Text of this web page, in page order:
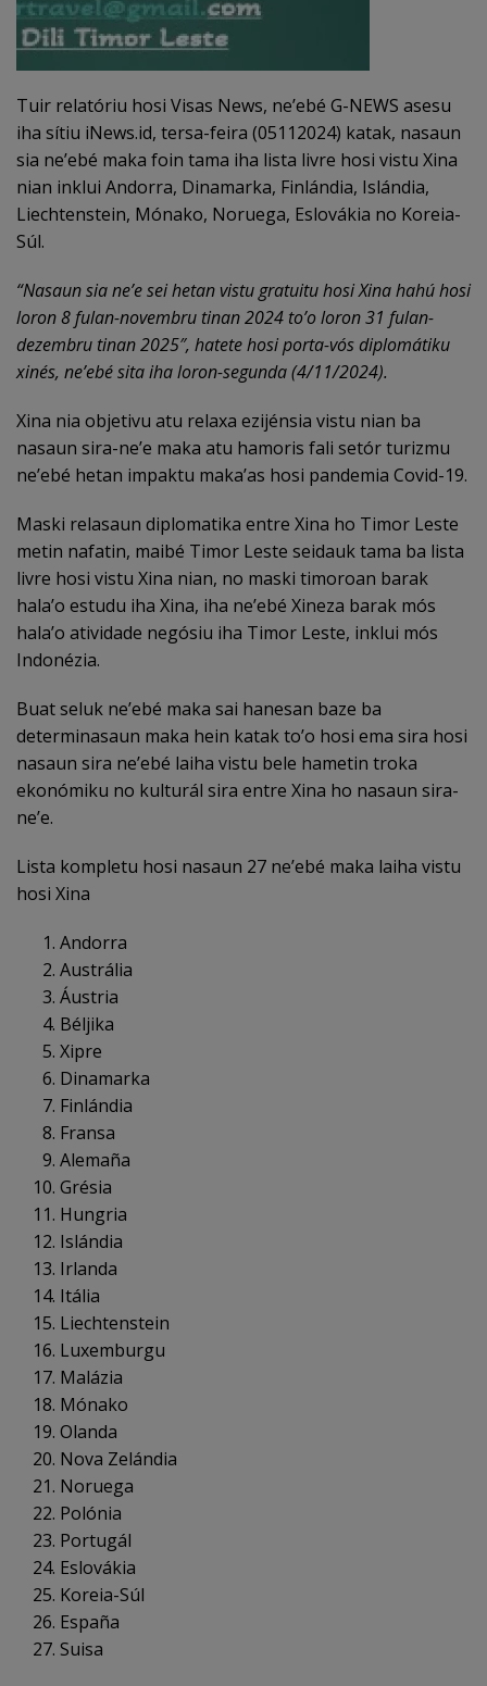
Tuir relatóriu hosi Visas News, ne’ebé G-NEWS asesu
iha sítiu iNews.id, tersa-feira (05112024) katak, nasaun
sia ne’ebé maka foin tama iha lista livre hosi vistu Xina
nian inklui Andorra, Dinamarka, Finlándia, Islándia,
Liechtenstein, Mónako, Noruega, Eslovákia no Koreia-
Súl.
“Nasaunsia ne’e sei hetan vistu gratuitu hosi Xina hahú hosi
loron 8 fulan-novembru tinan 2024 to’o loron 31 fulan-
dezembru tinan 2025″, hatete hosi porta-vós diplomátiku
xinés, ne’ebé sita iha loron-segunda (4/11/2024).
Xina nia objetivu atu relaxa ezijénsia vistu nian ba
nasaun sira-ne’e maka atu hamoris fali setór turizmu
ne’ebé hetan impaktu maka’as hosi pandemia Covid-19.
Maski relasaun diplomatika entre Xina ho Timor Leste
metin nafatin, maibé Timor Leste seidauk tama ba lista
livre hosi vistu Xina nian, no maski timoroan barak
hala’o estudu iha Xina, iha ne’ebé Xineza barak mós
hala’o atividade negósiu iha Timor Leste, inklui mós
Indonézia.
Buat seluk ne’ebé maka sai hanesan baze ba
determinasaun maka hein katak to’o hosi ema sira hosi
nasaun sira ne’ebé laiha vistu bele hametin troka
ekonómiku no kulturál sira entre Xina ho nasaun sira-
ne’e.
Lista kompletu hosi nasaun 27 ne’ebé maka laiha vistu
hosi Xina
Andorra
Austrália
Áustria
Béljika
Xipre
Dinamarka
Finlándia
Fransa
Alemaña
Grésia
Hungria
Islándia
Irlanda
Itália
Liechtenstein
Luxemburgu
Malázia
Mónako
Olanda
Nova Zelándia
Noruega
Polónia
Portugál
Eslovákia
Koreia-Súl
España
Suisa